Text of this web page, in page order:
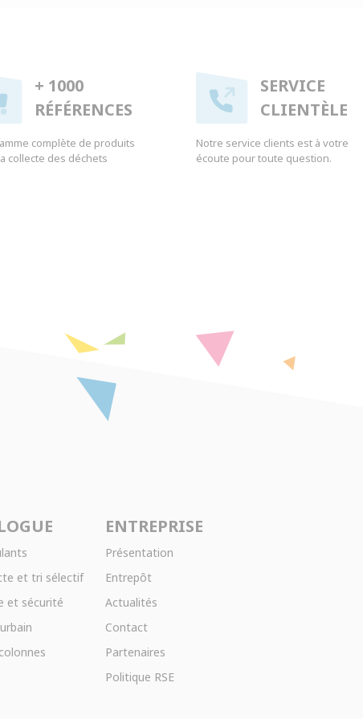
+ 1000
RÉFÉRENCES
complète de produits
collecte des déchets
SERVICE
CLIENTÈLE
Notre service clients est à votre
écoute pour toute question.
et tri sélectif
et sécurité
ENTREPRISE
Présentation
Entrepôt
Actualités
Contact
Partenaires
Politique RSE